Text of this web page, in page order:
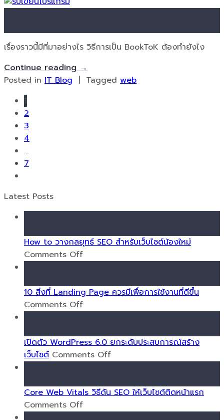
เรื่องราวนี้มีที่มาอย่างไร วิธีการเป็น BookToK ต้องทำยังไง
Continue reading→
Posted in IT Blog | Tagged web
1
2
3
4
…
7
Latest Posts
How to วางกลยุทธ์ SEO สำหรับเว็บไซต์น้องใหม่
Comments Offon
วาง
กลยุทธ์
เว็บไซต์
น้อง
10 สิ่งที่ Landing Page ควรมีเพื่อการใช้งานที่ดีขึ้น
Comments Offon
ที่
Landing
มี
เพื่อ
เปิดตัว WordPress 6.0 ยกระดับประสบการณ์สร้าง
เว็บไซต์ Comments Offon
WordPress
Core Web Vitals วิธีดัน SEO ให้เว็บไซต์ติดหน้าแรก
Comments Offon